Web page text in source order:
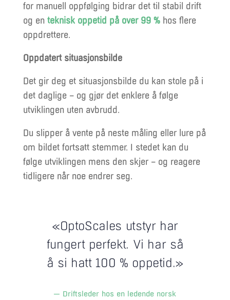
for manuell oppfølging bidrar det til stabil drift
og enteknisk oppetid på over 99 %hos flere
oppdrettere.
Oppdatert situasjonsbilde
Det gir deg et situasjonsbilde du kan stole på i
det daglige – og gjør det enklere å følge
utviklingen uten avbrudd.
Du slipper å vente på neste måling eller lure på
om bildet fortsatt stemmer. I stedet kan du
følge utviklingen mens den skjer – og reagere
tidligere når noe endrer seg.
«OptoScales utstyr har
fungert perfekt. Vi har så
å si hatt 100 % oppetid.»
— Driftsleder hos en ledende norsk